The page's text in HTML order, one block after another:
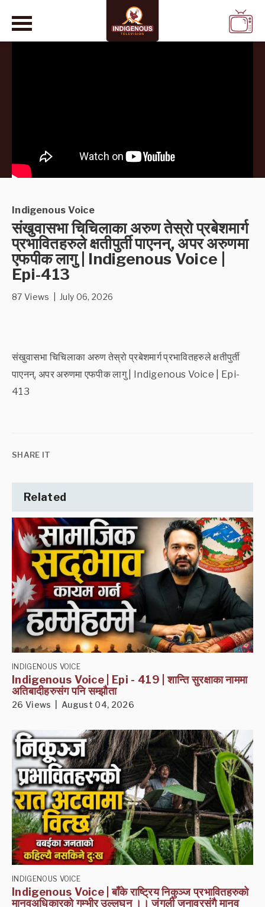
Indigenous Voice
संखुवासभा चिचिलाका अरुण तेस्रो प्रबेशमार्ग
प्रभावितहरुले क्षतीपुर्ती पाएनन्, अपर अरुणमा
एफपीक लागु | Indigenous Voice |
Epi-413
87 Views | July 06, 2026
संखुवासभा चिचिलाका अरुण तेस्रो प्रबेशमार्ग प्रभावितहरुले क्षतीपुर्ती
पाएनन्, अपर अरुणमा एफपीक लागु | Indigenous Voice | Epi-
413
SHARE IT
Related
INDIGENOUS VOICE
Indigenous Voice | Epi - 419 | शान्ति सुरक्षाका नाममा
अतिबादीहरुसंग पनि सम्झौता
26 Views | August 04, 2026
INDIGENOUS VOICE
Indigenous Voice | बाँके राष्ट्रिय निकुञ्ज प्रभावितहरुको
मानवअधिकारको गम्भीर उल्लघन ।। जंगली जनावरसंगै मानव